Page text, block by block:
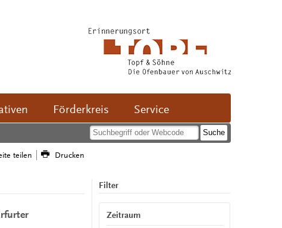
Förderkreis Service
teilen Drucken
Filter
Zeitraum